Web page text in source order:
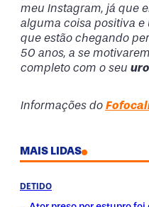
meu Instagram, já que
alguma coisa positiva
que estão chegando
50 anos, a se
completo com o seu
Informações do
MAIS LIDAS
DETIDO